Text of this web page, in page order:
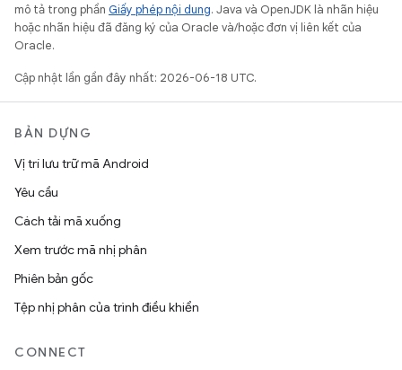
mô tả trong phần Giấy phép nội dung. Java và OpenJDK là nhãn hiệu
hoặc nhãn hiệu đã đăng ký của Oracle và/hoặc đơn vị liên kết của
Oracle.
Cập nhật lần gần đây nhất: 2026-06-18 UTC.
BẢN DỰNG
Vị trí lưu trữ mã Android
Yêu cầu
Cách tải mã xuống
Xem trước mã nhị phân
Phiên bản gốc
Tệp nhị phân của trình điều khiển
CONNECT